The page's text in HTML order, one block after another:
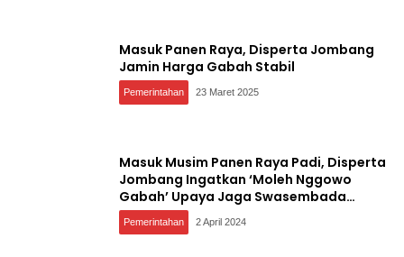
Masuk Panen Raya, Disperta Jombang
Jamin Harga Gabah Stabil
Pemerintahan 23 Maret 2025
Masuk Musim Panen Raya Padi, Disperta
Jombang Ingatkan ‘Moleh Nggowo
Gabah’ Upaya Jaga Swasembada
Pangan
Pemerintahan 2 April 2024